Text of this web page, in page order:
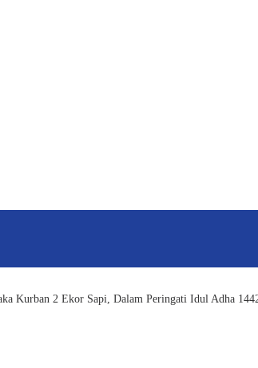
Kurban 2 Ekor Sapi, Dalam Peringati Idul Adha